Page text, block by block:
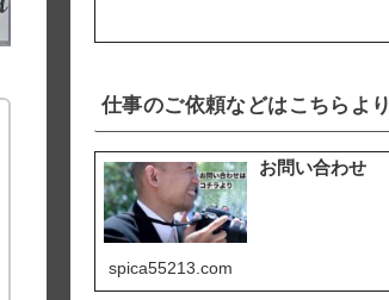
仕事のご依頼などはこちらより
お問い合わせ
spica55213.com